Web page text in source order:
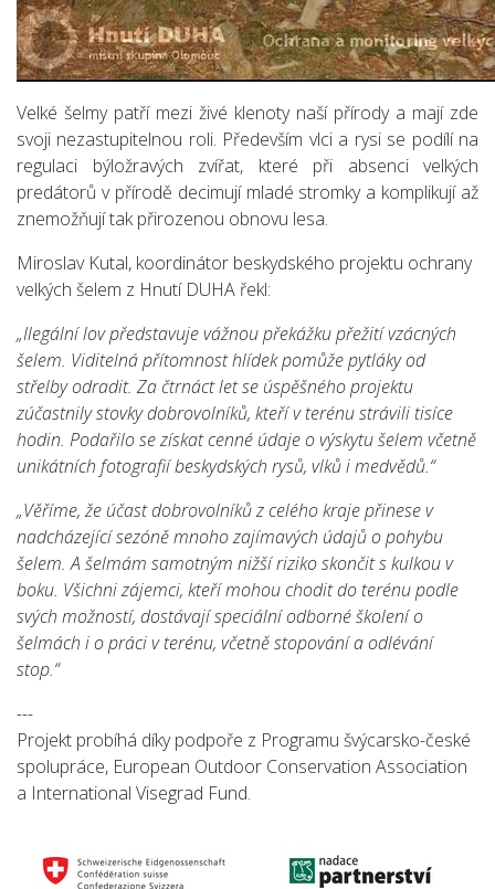
Velké šelmy patří mezi živé klenoty naší přírody a mají zde
svoji nezastupitelnou roli. Především vlci a rysi se podílí na
regulaci býložravých zvířat, které při absenci velkých
predátorů v přírodě decimují mladé stromky a komplikují až
znemožňují tak přirozenou obnovu lesa.
Miroslav Kutal, koordinátor beskydského projektu ochrany
velkých šelem z Hnutí DUHA řekl:
„Ilegální lov představuje vážnou překážku přežití vzácných
šelem. Viditelná přítomnost hlídek pomůže pytláky od
střelby odradit. Za čtrnáct let se úspěšného projektu
zúčastnily stovky dobrovolníků, kteří v terénu strávili tisíce
hodin. Podařilo se získat cenné údaje o výskytu šelem včetně
unikátních fotografií beskydských rysů, vlků i medvědů.“
„Věříme, že účast dobrovolníků z celého kraje přinese v
nadcházející sezóně mnoho zajímavých údajů o pohybu
šelem. A šelmám samotným nižší riziko skončit s kulkou v
boku. Všichni zájemci, kteří mohou chodit do terénu podle
svých možností, dostávají speciální odborné školení o
šelmách i o práci v terénu, včetně stopování a odlévání
stop.“
---
Projekt probíhá díky podpoře z Programu švýcarsko-české
spolupráce, European Outdoor Conservation Association
a International Visegrad Fund.